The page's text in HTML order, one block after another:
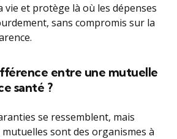
vie et protège là où les dépenses
sans compromis sur la
entre une mutuelle
santé ?
se ressemblent, mais
sont des organismes à